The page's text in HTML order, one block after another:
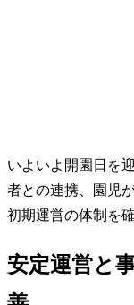
いよいよ開園日を
者との連携、園児
初期運営の体制を
安定運営と